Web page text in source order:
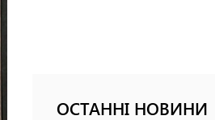
ОСТАННІ НОВИНИ